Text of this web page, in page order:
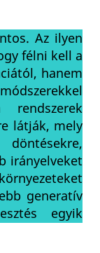
Az ilyen
félni kell a
hanem
látják, mely
irányelveket
generatív
egyik